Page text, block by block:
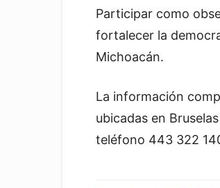
Participar como
fortalecer la
Michoacán.
La información
ubicadas en
teléfono 443 322